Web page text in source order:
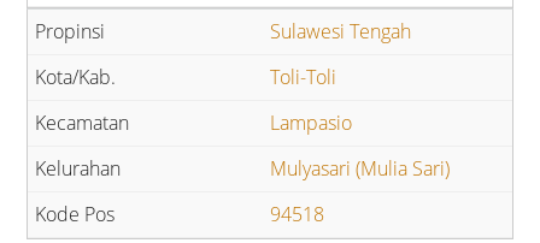
Sulawesi Tengah
Toli-Toli
Lampasio
Mulyasari (Mulia Sari)
94518